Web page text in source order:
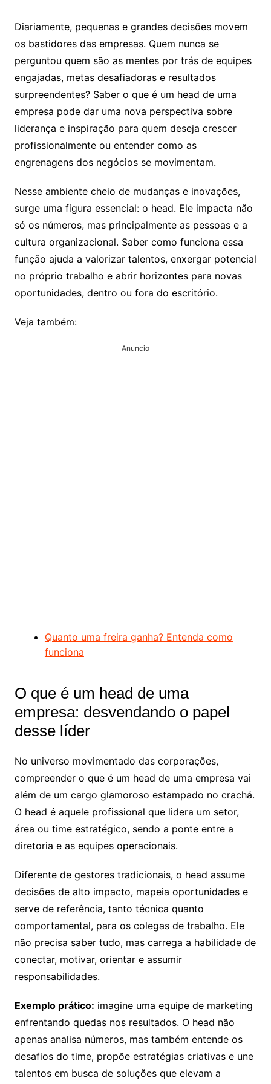
Diariamente, pequenas e grandes decisões movem
os bastidores das empresas. Quem nunca se
perguntou quem são as mentes por trás de equipes
engajadas, metas desafiadoras e resultados
surpreendentes? Saber o que é um head de uma
empresa pode dar uma nova perspectiva sobre
liderança e inspiração para quem deseja crescer
profissionalmente ou entender como as
engrenagens dos negócios se movimentam.
Nesse ambiente cheio de mudanças e inovações,
surge uma figura essencial: o head. Ele impacta não
só os números, mas principalmente as pessoas e a
cultura organizacional. Saber como funciona essa
função ajuda a valorizar talentos, enxergar potencial
no próprio trabalho e abrir horizontes para novas
oportunidades, dentro ou fora do escritório.
Veja também:
Anuncio
Quanto uma freira ganha? Entenda como
funciona
O que é um head de uma
empresa: desvendando o papel
desse líder
No universo movimentado das corporações,
compreender o que é um head de uma empresa vai
além de um cargo glamoroso estampado no crachá.
O head é aquele profissional que lidera um setor,
área ou time estratégico, sendo a ponte entre a
diretoria e as equipes operacionais.
Diferente de gestores tradicionais, o head assume
decisões de alto impacto, mapeia oportunidades e
serve de referência, tanto técnica quanto
comportamental, para os colegas de trabalho. Ele
não precisa saber tudo, mas carrega a habilidade de
conectar, motivar, orientar e assumir
responsabilidades.
Exemplo prático: imagine uma equipe de marketing
enfrentando quedas nos resultados. O head não
apenas analisa números, mas também entende os
desafios do time, propõe estratégias criativas e une
talentos em busca de soluções que elevam a